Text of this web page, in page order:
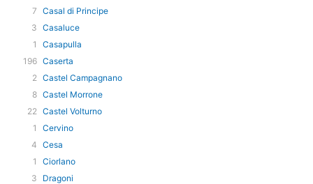
7 Casal di Principe
3 Casaluce
1
Casapulla
196 Caserta
2 Castel Campagnano
8 Castel Morrone
22 Castel Volturno
1
Cervino
4 Cesa
1
Ciorlano
3
Dragoni